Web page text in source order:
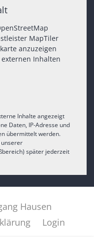
MapTiler
anzuzeigen
Inhalten
Inhalte angezeigt
Daten, IP-Adresse und
übermittelt werden.
unserer
später jederzeit
Hausen
Login